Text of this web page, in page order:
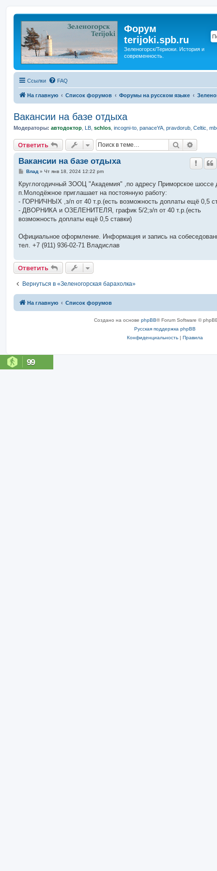
Форум
terijoki.spb.ru
Зеленогорск/Териоки. История и
современность.
Ссылки FAQ
На главную Список форумов Форумы на русском языке
Вакансии на базе отдыха
Модераторы: автодоктор LB schlos incogni-to panaceYA pravdorub Celtic
Ответить Поиск
Вакансии на базе отдыха
С
о
б
щ
е
и
е
Влад» Чт янв 18, 2024 12:22 pm
Круглогодичный ЗООЦ "Академия" ,по адресу Приморское шоссе
п.Молодёжное приглашает на постоянную работу:
- ГОРНИЧНЫХ ,з/п от 40 т.р.(есть возможность доплаты ещё 0,5
- ДВОРНИКА и ОЗЕЛЕНИТЕЛЯ, график 5/2;з/п от 40 т.р.(есть
возможность доплаты ещё 0,5 ставки)
Официальное оформление. Информация и запись на
тел. +7 (911) 936-02-71 Владислав
Ответить
Вернуться в «Зеленогорская барахолка»
На главную Список форумов
Создано на основе phpBB® Forum Software ©
Русская поддержка phpBB
Конфиденциальность | Правила
99